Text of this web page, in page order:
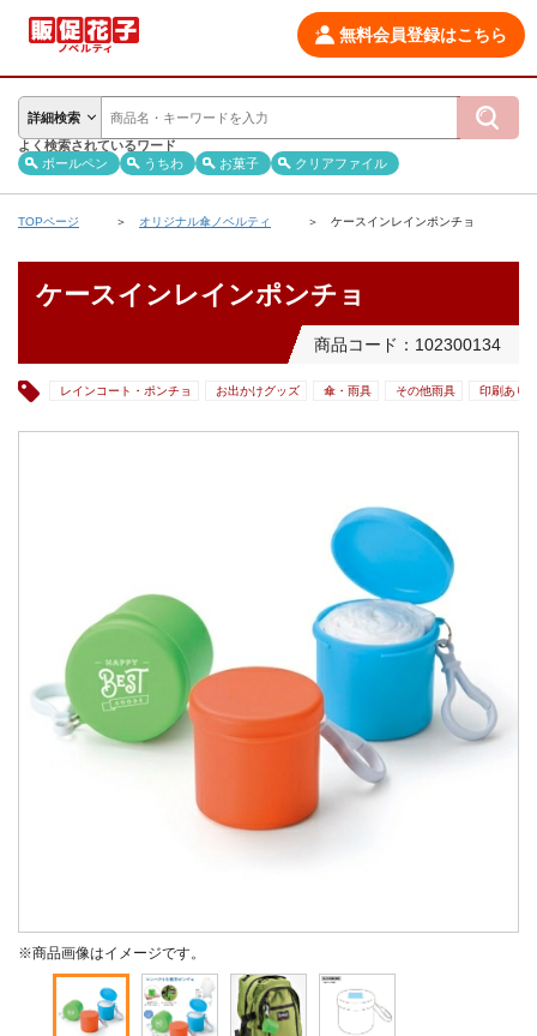
無料会員登録はこちら
詳細検索
よく検索されているワード
ボールペン
うちわ お菓子 クリアファイル
TOPページ オリジナル傘ノベルティ ケースインレインポンチョ
ケースインレインポンチョ
商品コード：102300134
レインコート・ポンチョ お出かけグッズ 傘・雨具 その他雨具 印刷あり
※商品画像はイメージです。